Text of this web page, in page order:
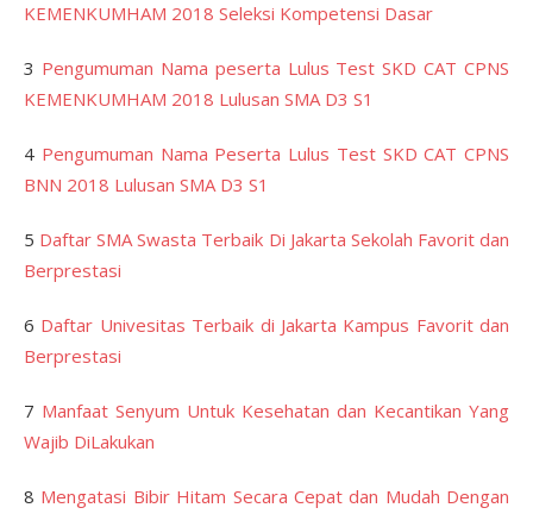
KEMENKUMHAM 2018 Seleksi Kompetensi Dasar
3 Pengumuman Nama peserta Lulus Test SKD CAT CPNS
KEMENKUMHAM 2018 Lulusan SMA D3 S1
4 Pengumuman Nama Peserta Lulus Test SKD CAT CPNS
BNN 2018 Lulusan SMA D3 S1
5 Daftar SMA Swasta Terbaik Di Jakarta Sekolah Favorit dan
Berprestasi
6 Daftar Univesitas Terbaik di Jakarta Kampus Favorit dan
Berprestasi
7 Manfaat Senyum Untuk Kesehatan dan Kecantikan Yang
Wajib DiLakukan
8 Mengatasi Bibir Hitam Secara Cepat dan Mudah Dengan